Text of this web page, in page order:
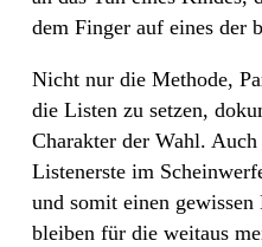
dem Finger auf eines der
Nicht nur die Methode,
die Listen zu setzen,
Charakter der Wahl.
Listenerste im
und somit einen
bleiben für die weitaus